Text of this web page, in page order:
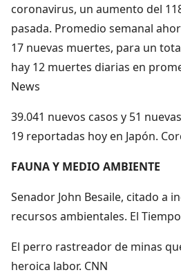
coronavirus, un aumento del
pasada. Promedio semanal
17 nuevas muertes, para un
hay 12 muertes diarias en
News
39.041 nuevos casos y 51
19 reportadas hoy en Japón.
FAUNA Y MEDIO AMBIENTE
Senador John Besaile, citado a
recursos ambientales. El Tiempo
El perro rastreador de minas
heroica labor. CNN